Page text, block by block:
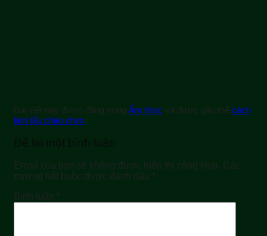
Bài viết này được đăng trong Ẩm thực và được gắn thẻ cách
làm lẩu cháo chim.
Để lại một bình luận
Email của bạn sẽ không được hiển thị công khai. Các
trường bắt buộc được đánh dấu *
Bình luận *